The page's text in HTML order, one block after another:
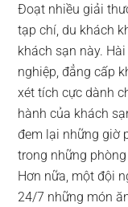
Đoạt nhiều giải
tạp chí, du khách
khách sạn này.
nghiệp, đẳng cấp
xét tích cực dành
hành của khách
đem lại những giờ
trong những
Hơn nữa, một đội
24/7 những món